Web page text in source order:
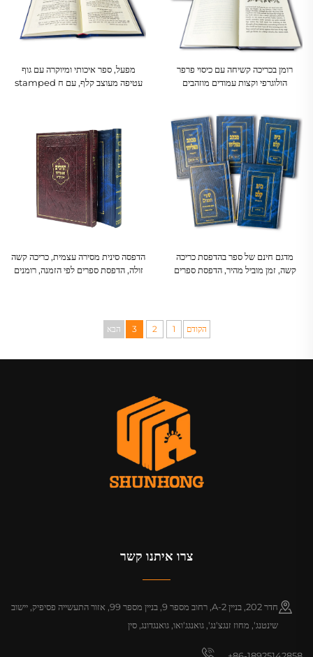
רומן בכריכה קשיחה עם כיסוי פרפר
הולוגרפי וקצות עמודים מוזהבים
מפעל, ספר איכותי ומיוקרה עם גוף
עטיפה מעוצב קלף, עם ח stamped
מדגם חינם של ספר בהדפסת כריכה
קשה, זמן מוביל מהיר, הדפסת ספרים
הדפסה סינית מסירה עצמית, כריכה קשה
זולה, הדפסת ספרים לפי הזמנה, רומנים
הקודם 1
2
3 הבא
צרו איתנו קשר
חדר 202, בניין A-2, רחוב מספר 9, בניין מספר 99, אזור התעשייה פסיפיק, יישוב
שינטנג', מחוז זנגצ'נג', גואנגג'ואו, גואנגדונג, סין